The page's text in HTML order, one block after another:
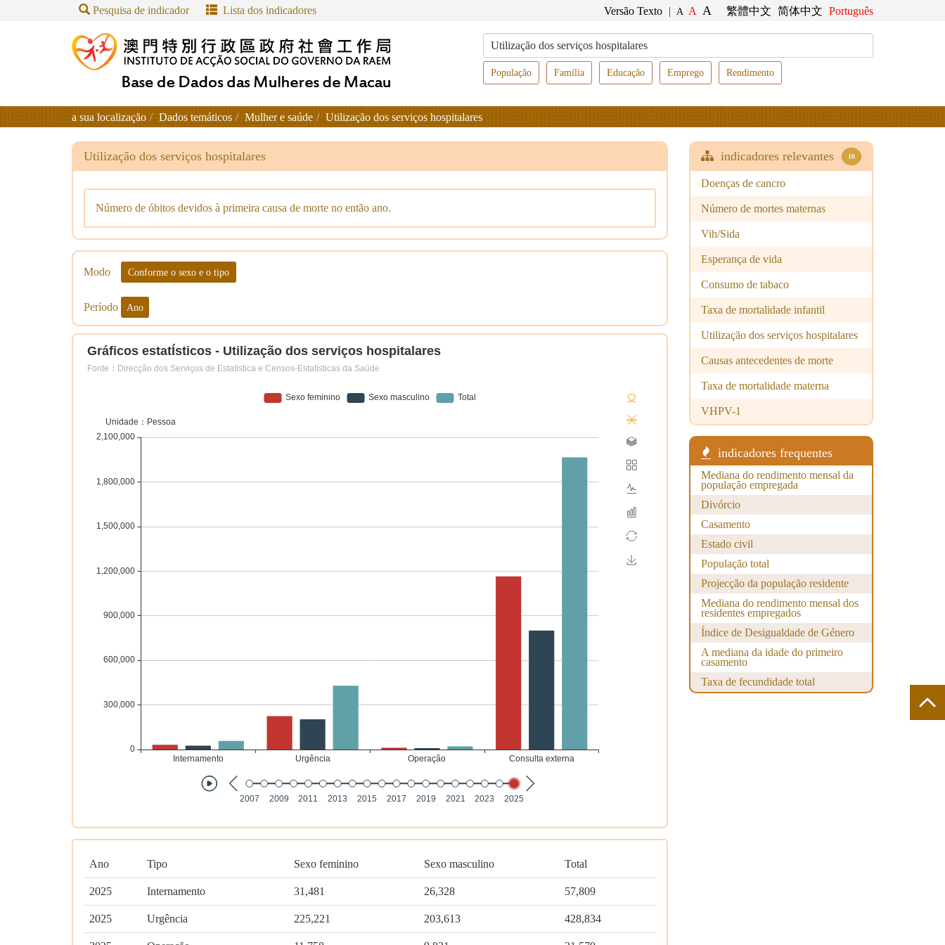
Pesquisa de indicador Lista dos indicadores Versão Texto | A A A 繁體中文 简体中文 Português
População Família Educação Emprego Rendimento
a sua localização Dados temáticos Mulher e saúde Utilização dos serviços hospitalares
Utilização dos serviços hospitalares
Número de óbitos devidos à primeira causa de morte no então ano.
Modo Conforme o sexo e o tipo
Período Ano
Ano Tipo Sexo feminino Sexo masculino Total
2025 Internamento 31,481 26,328 57,809
2025 Urgência 225,221 203,613 428,834
indicadores relevantes 10
Doenças de cancro
Número de mortes maternas
Vih/Sida
Esperança de vida
Consumo de tabaco
Taxa de mortalidade infantil
Utilização dos serviços hospitalares
Causas antecedentes de morte
Taxa de mortalidade materna
VHPV-1
indicadores frequentes
Mediana do rendimento mensal da
população empregada
Divórcio
Casamento
Estado civil
População total
Projecção da população residente
Mediana do rendimento mensal dos
residentes empregados
Índice de Desigualdade de Género
A mediana da idade do primeiro
casamento
Taxa de fecundidade total